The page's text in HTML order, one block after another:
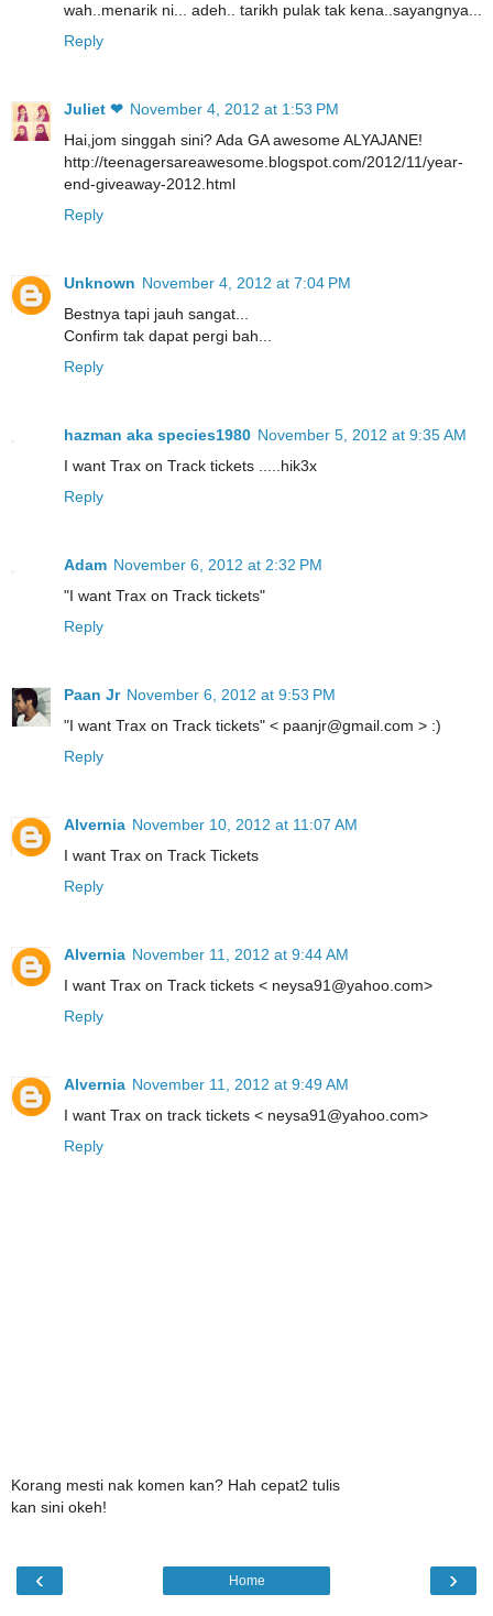
wah..menarik ni... adeh.. tarikh pulak tak kena..sayangnya...
Reply
Juliet ❤ November 4, 2012 at 1:53 PM
Hai,jom singgah sini? Ada GA awesome ALYAJANE!
http://teenagersareawesome.blogspot.com/2012/11/year-
end-giveaway-2012.html
Reply
Unknown November 4, 2012 at 7:04 PM
Bestnya tapi jauh sangat...
Confirm tak dapat pergi bah...
Reply
hazman aka species1980 November 5, 2012 at 9:35 AM
I want Trax on Track tickets .....hik3x
Reply
Adam November 6, 2012 at 2:32 PM
"I want Trax on Track tickets"
Reply
Paan Jr November 6, 2012 at 9:53 PM
"I want Trax on Track tickets" < paanjr@gmail.com > :)
Reply
Alvernia November 10, 2012 at 11:07 AM
I want Trax on Track Tickets
Reply
Alvernia November 11, 2012 at 9:44 AM
I want Trax on Track tickets < neysa91@yahoo.com>
Reply
Alvernia November 11, 2012 at 9:49 AM
I want Trax on track tickets < neysa91@yahoo.com>
Reply
Korang mesti nak komen kan? Hah cepat2 tulis
kan sini okeh!
‹ ›
Home